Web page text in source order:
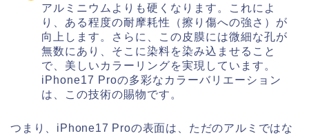
アルミニウムよりも硬くなります。これによ
り、ある程度の耐摩耗性（擦り傷への強さ）が
向上します。さらに、この皮膜には微細な孔が
無数にあり、そこに染料を染み込ませること
で、美しいカラーリングを実現しています。
iPhone17 Proの多彩なカラーバリエーション
は、この技術の賜物です。
つまり、iPhone17 Proの表面は、ただのアルミではな